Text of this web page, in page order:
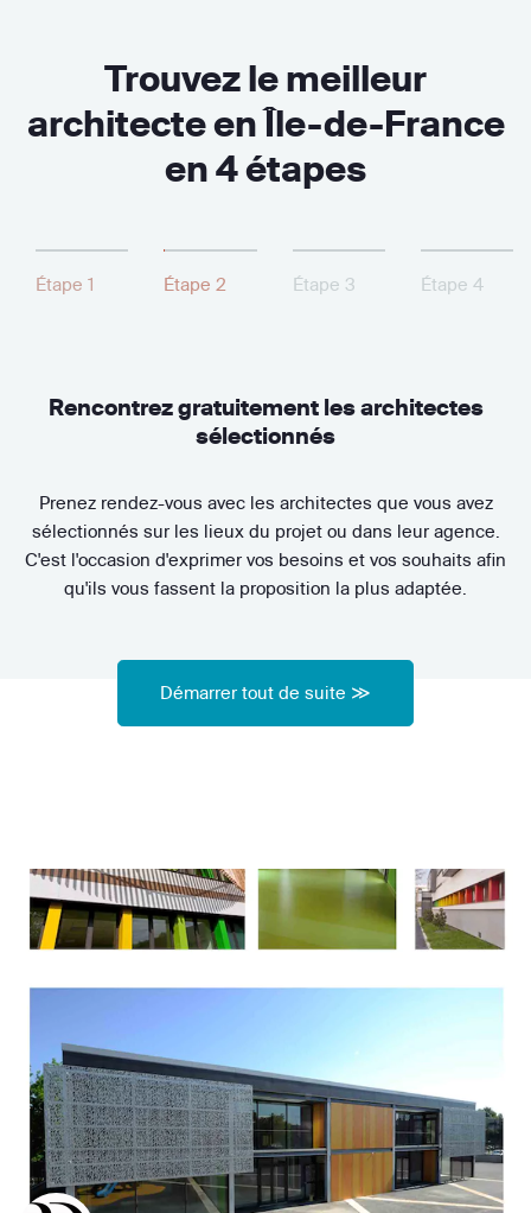
Trouvez le meilleur
architecte en Île-de-France
en 4 étapes
Étape 1 Étape 2 Étape 3 Étape 4
Rencontrez gratuitement les architectes
sélectionnés
Prenez rendez-vous avec les architectes que vous avez
sélectionnés sur les lieux du projet ou dans leur agence.
C'est l'occasion d'exprimer vos besoins et vos souhaits afin
qu'ils vous fassent la proposition la plus adaptée.
Démarrer tout de suite ≫